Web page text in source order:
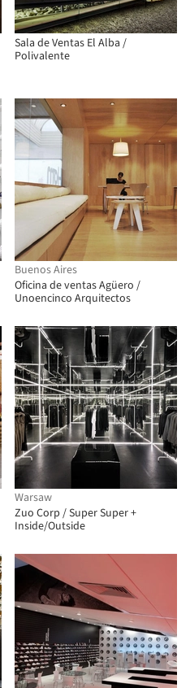
Sala de Ventas El Alba /
Polivalente
Buenos Aires
Oficina de ventas Agüero /
Unoencinco Arquitectos
Warsaw
Zuo Corp / Super Super +
Inside/Outside